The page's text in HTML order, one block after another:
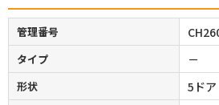
管理番号
タイプ －
形状 5ドア